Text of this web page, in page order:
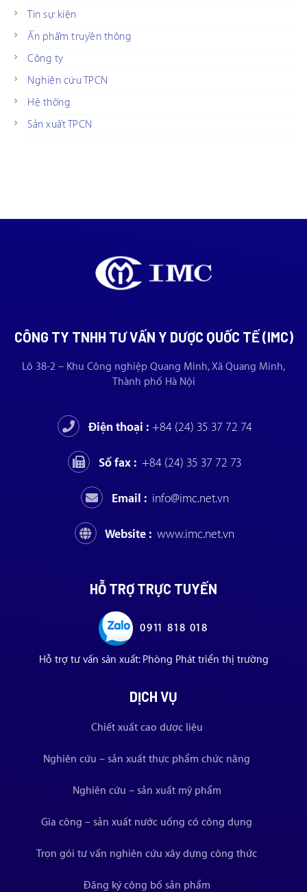
Tin sự kiện
Ấn phẩm truyền thông
Công ty
Nghiên cứu TPCN
Hệ thống
Sản xuất TPCN
CÔNG TY TNHH TƯ VẤN Y DƯỢC QUỐC TẾ (IMC)
Lô 38-2 – Khu Công nghiệp Quang Minh, Xã Quang Minh,
Thành phố Hà Nội
Điện thoại : +84 (24) 35 37 72 74
Số fax : +84 (24) 35 37 72 73
Email : info@imc.net.vn
Website : www.imc.net.vn
HỖ TRỢ TRỰC TUYẾN
0911 818 018
Hỗ trợ tư vấn sản xuất: Phòng Phát triển thị trường
DỊCH VỤ
Chiết xuất cao dược liệu
Nghiên cứu – sản xuất thực phẩm chức năng
Nghiên cứu – sản xuất mỹ phẩm
Gia công – sản xuất nước uống có công dụng
Trọn gói tư vấn nghiên cứu xây dựng công thức
Đăng ký công bố sản phẩm